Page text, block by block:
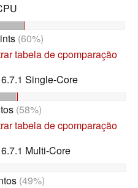
(60%)
tabela de cpomparação
Single-Core
(58%)
tabela de cpomparação
Multi-Core
(49%)